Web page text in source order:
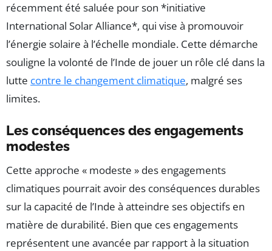
récemment été saluée pour son *initiative
International Solar Alliance*, qui vise à promouvoir
l’énergie solaire à l’échelle mondiale. Cette démarche
souligne la volonté de l’Inde de jouer un rôle clé dans la
lutte contre le changement climatique, malgré ses
limites.
Les conséquences des engagements
modestes
Cette approche « modeste » des engagements
climatiques pourrait avoir des conséquences durables
sur la capacité de l’Inde à atteindre ses objectifs en
matière de durabilité. Bien que ces engagements
représentent une avancée par rapport à la situation